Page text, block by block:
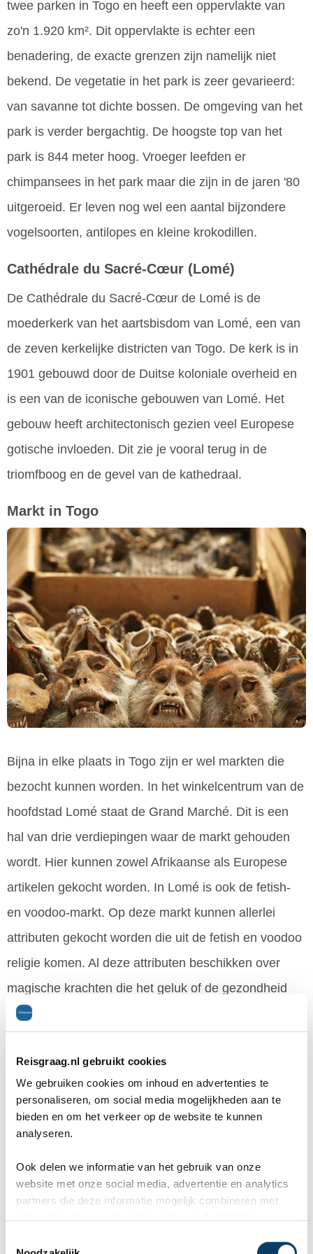
Reisgraag.nl gebruikt cookies
We gebruiken cookies om inhoud en advertenties te
personaliseren, om social media mogelijkheden aan te
bieden en om het verkeer op de website te kunnen
analyseren.
Ook delen we informatie van het gebruik van onze
website met onze social media, advertentie en analytics
partners die deze informatie mogelijk combineren met
twee parken in Togo en heeft een oppervlakte van
zo'n 1.920 km². Dit oppervlakte is echter een
benadering, de exacte grenzen zijn namelijk niet
bekend. De vegetatie in het park is zeer gevarieerd:
van savanne tot dichte bossen. De omgeving van het
park is verder bergachtig. De hoogste top van het
park is 844 meter hoog. Vroeger leefden er
chimpansees in het park maar die zijn in de jaren '80
uitgeroeid. Er leven nog wel een aantal bijzondere
vogelsoorten, antilopes en kleine krokodillen.
Cathédrale du Sacré-Cœur (Lomé)
De Cathédrale du Sacré-Cœur de Lomé is de
moederkerk van het aartsbisdom van Lomé, een van
de zeven kerkelijke districten van Togo. De kerk is in
1901 gebouwd door de Duitse koloniale overheid en
is een van de iconische gebouwen van Lomé. Het
gebouw heeft architectonisch gezien veel Europese
gotische invloeden. Dit zie je vooral terug in de
triomfboog en de gevel van de kathedraal.
Markt in Togo
Bijna in elke plaats in Togo zijn er wel markten die
bezocht kunnen worden. In het winkelcentrum van de
hoofdstad Lomé staat de Grand Marché. Dit is een
hal van drie verdiepingen waar de markt gehouden
wordt. Hier kunnen zowel Afrikaanse als Europese
artikelen gekocht worden. In Lomé is ook de fetish-
en voodoo-markt. Op deze markt kunnen allerlei
attributen gekocht worden die uit de fetish en voodoo
religie komen. Al deze attributen beschikken over
magische krachten die het geluk of de gezondheid
beschermen. In Togoville is er een traditionele markt
goederen worden er gekocht door te ruilen.
Gadao-Adossa (Fête des couteaux) (Sokodé)